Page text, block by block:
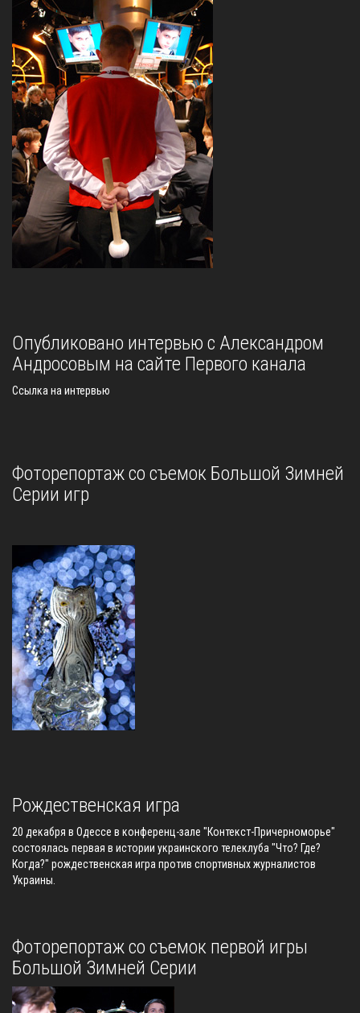
Опубликовано интервью с Александром
Андросовым на сайте Первого канала
Ссылка на интервью
Фоторепортаж со съемок Большой Зимней
Серии игр
Рождественская игра
20 декабря в Одессе в конференц-зале "Контекст-Причерноморье"
состоялась первая в истории украинского телеклуба "Что? Где?
Когда?" рождественская игра против спортивных журналистов
Украины.
Фоторепортаж со съемок первой игры
Большой Зимней Серии